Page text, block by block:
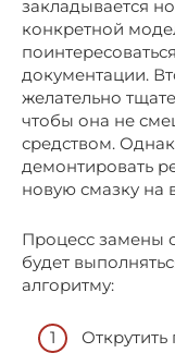
закладывается
конкретной
документации.
желательно
чтобы она не
средством.
демонтировать
новую смазку на
Процесс замены
будет
алгоритму: